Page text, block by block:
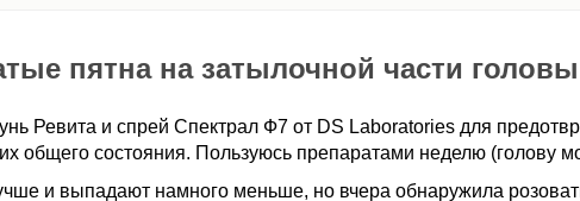
пятна на затылочной части головы
Ревита и спрей Спектрал Ф7 от DS Laboratories для
общего состояния. Пользуюсь препаратами неделю (голову
и выпадают намного меньше, но вчера обнаружила